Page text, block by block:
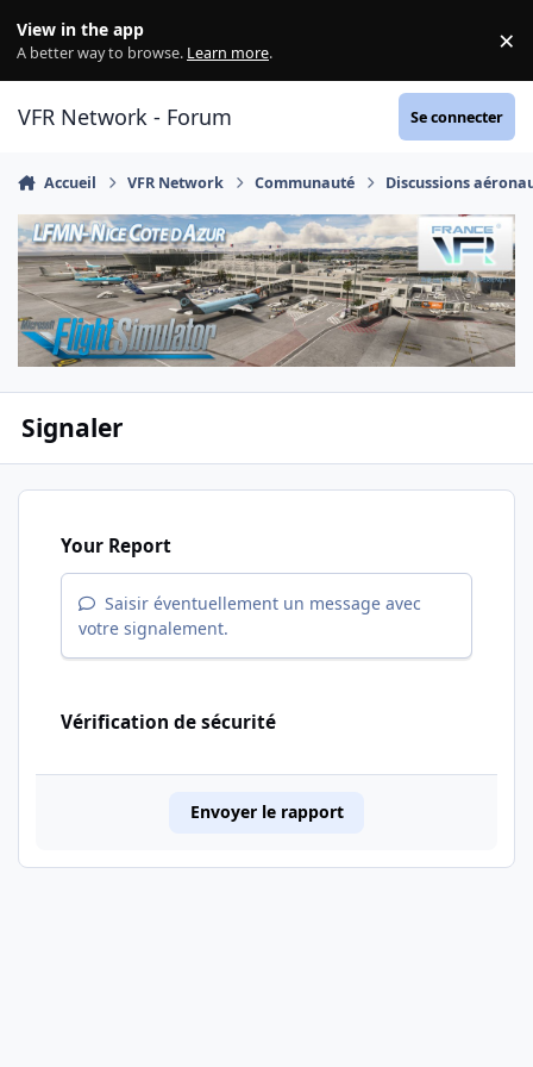
View in the app
A better way to browse. Learn more. ×
VFR Network - Forum Se connecter
Accueil VFR Network Communauté Discussions
Signaler
Your Report
Saisir éventuellement un message avec
votre signalement.
Vérification de sécurité
Envoyer le rapport